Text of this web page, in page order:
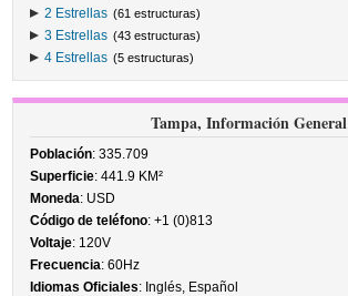
2 Estrellas (61 estructuras)
3 Estrellas (43 estructuras)
4 Estrellas (5 estructuras)
Tampa, Información General
Población: 335.709
Superficie: 441.9 KM²
Moneda: USD
Código de teléfono: +1 (0)813
Voltaje: 120V
Frecuencia: 60Hz
Idiomas Oficiales: Inglés, Español